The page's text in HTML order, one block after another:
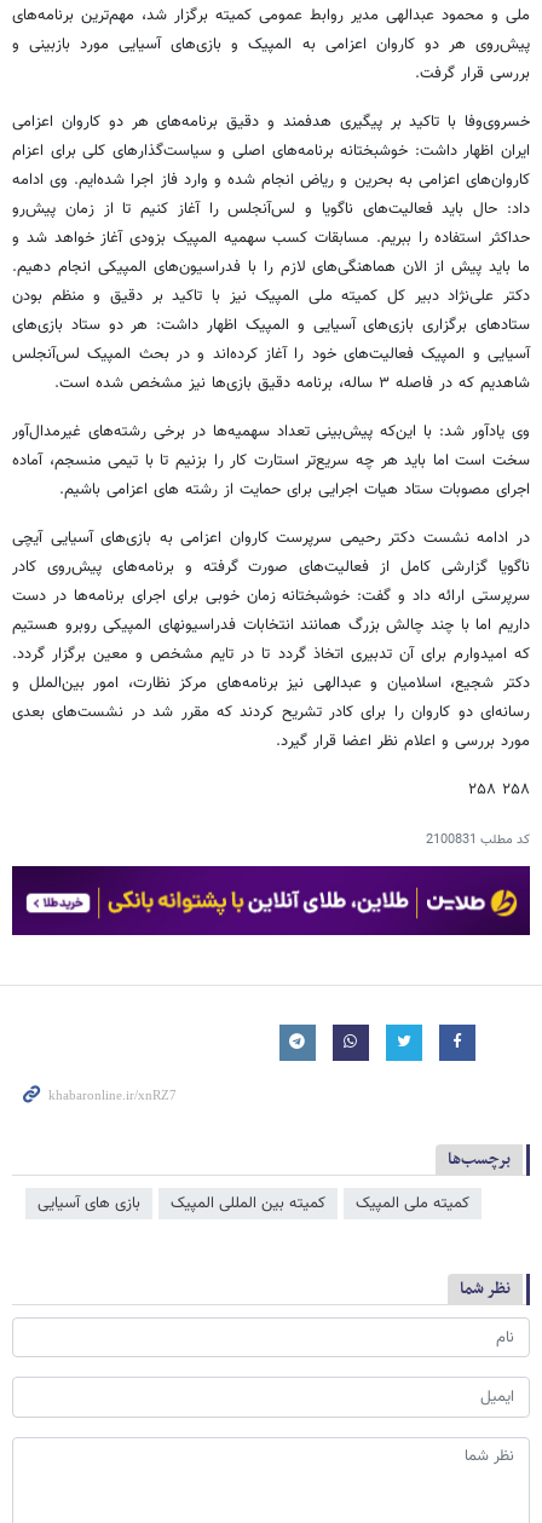
ملی و محمود عبدالهی مدیر روابط عمومی کمیته برگزار شد، مهم‌ترین برنامه‌های
پیش‌روی هر دو کاروان اعزامی به المپیک و بازی‌های آسیایی مورد بازبینی و
بررسی قرار گرفت.
خسروی‌وفا با تاکید بر پیگیری هدفمند و دقیق برنامه‌های هر دو کاروان اعزامی
ایران اظهار داشت: خوشبختانه برنامه‌های اصلی و سیاست‌گذارهای کلی برای اعزام
کاروان‌های اعزامی به بحرین و ریاض انجام شده و وارد فاز اجرا شده‌ایم. وی ادامه
داد: حال باید فعالیت‌های ناگویا و لس‌آنجلس را آغاز کنیم تا از زمان پیش‌رو
حداکثر استفاده را ببریم. مسابقات کسب سهمیه المپیک بزودی آغاز خواهد شد و
ما باید پیش از الان هماهنگی‌های لازم را با فدراسیون‌های المپیکی انجام دهیم.
دکتر علی‌نژاد دبیر کل کمیته ملی المپیک نیز با تاکید بر دقیق و منظم بودن
ستادهای برگزاری بازی‌های آسیایی و المپیک اظهار داشت: هر دو ستاد بازی‌های
آسیایی و المپیک فعالیت‌های خود را آغاز کرده‌اند و در بحث المپیک لس‌آنجلس
شاهدیم که در فاصله ۳ ساله، برنامه دقیق بازی‌ها نیز مشخص شده است.
وی یادآور شد: با این‌که پیش‌بینی تعداد سهمیه‌ها در برخی رشته‌های غیرمدال‌آور
سخت است اما باید هر چه سریع‌تر استارت کار را بزنیم تا با تیمی منسجم، آماده
اجرای مصوبات ستاد هیات اجرایی برای حمایت از رشته های اعزامی باشیم.
در ادامه نشست دکتر رحیمی سرپرست کاروان اعزامی به بازی‌های آسیایی آیچی
ناگویا گزارشی کامل از فعالیت‌های صورت گرفته و برنامه‌های پیش‌روی کادر
سرپرستی ارائه داد و گفت: خوشبختانه زمان خوبی برای اجرای برنامه‌ها در دست
داریم اما با چند چالش بزرگ همانند انتخابات فدراسیونهای المپیکی روبرو هستیم
که امیدوارم برای آن تدبیری اتخاذ گردد تا در تایم مشخص و معین برگزار گردد.
دکتر شجیع، اسلامیان و عبدالهی نیز برنامه‌های مرکز نظارت، امور بین‌الملل و
رسانه‌ای دو کاروان را برای کادر تشریح کردند که مقرر شد در نشست‌های بعدی
مورد بررسی و اعلام نظر اعضا قرار گیرد.
۲۵۸ ۲۵۸
کد مطلب 2100831
برچسب‌ها
کمیته ملی المپیک کمیته بین المللی المپیک بازی های آسیایی
نظر شما